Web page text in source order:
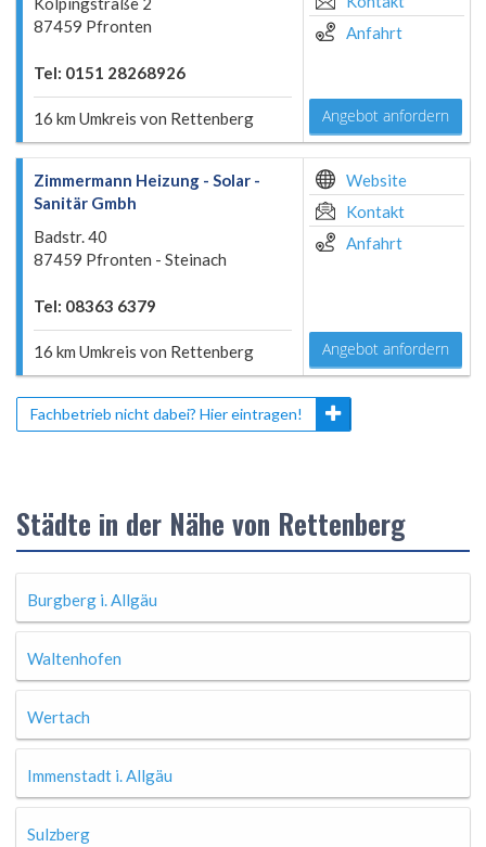
87459 Pfronten
Tel: 0151 28268926
16 km Umkreis von Rettenberg
Anfahrt
Angebot anfordern
Zimmermann Heizung - Solar -
Sanitär Gmbh
Badstr. 40
87459 Pfronten - Steinach
Tel: 08363 6379
16 km Umkreis von Rettenberg
Website
Kontakt
Anfahrt
Angebot anfordern
Fachbetrieb nicht dabei? Hier eintragen!
Städte in der Nähe von Rettenberg
Burgberg i. Allgäu
Waltenhofen
Wertach
Immenstadt i. Allgäu
Sulzberg